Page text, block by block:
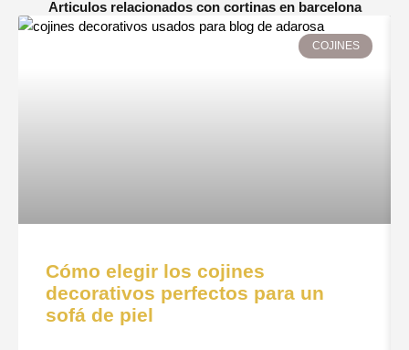
Articulos relacionados con cortinas en barcelona
COJINES
Cómo elegir los cojines
decorativos perfectos para un
sofá de piel